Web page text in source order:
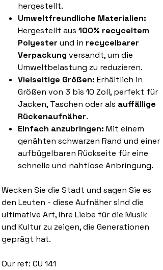
hergestellt.
Umweltfreundliche Materialien:
Hergestellt aus 100% recyceltem
Polyester und in recycelbarer
Verpackung versandt, um die
Umweltbelastung zu reduzieren.
Vielseitige Größen: Erhältlich in
Größen von 3 bis 10 Zoll, perfekt für
Jacken, Taschen oder als auffällige
Rückenaufnäher.
Einfach anzubringen: Mit einem
genähten schwarzen Rand und einer
aufbügelbaren Rückseite für eine
schnelle und nahtlose Anbringung.
Wecken Sie die Stadt und sagen Sie es
den Leuten - diese Aufnäher sind die
ultimative Art, Ihre Liebe für die Musik
und Kultur zu zeigen, die Generationen
geprägt hat.
Our ref: CU 141